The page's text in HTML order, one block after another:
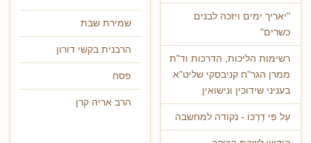
"יאריך ימים ויזכה לבנים
כשרים"
רשימות הליכות, הדרכות וד"ת
ממרן הגר"ח קניבסקי שליט"א
בעניני שידוכין ונישואין
עַל פִּי דַרְכּוֹ - נקודה למחשבה
שמירת שבת
הרבנית בקשי דורון
פסח
הרב אריה קרן